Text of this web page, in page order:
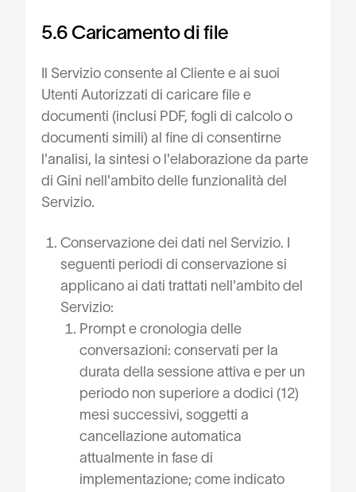
5.6 Caricamento di file
Il Servizio consente al Cliente e ai suoi
Utenti Autorizzati di caricare file e
documenti (inclusi PDF, fogli di calcolo o
documenti simili) al fine di consentirne
l'analisi, la sintesi o l'elaborazione da parte
di Gini nell'ambito delle funzionalità del
Servizio.
Conservazione dei dati nel Servizio. I
seguenti periodi di conservazione si
applicano ai dati trattati nell'ambito del
Servizio:
Prompt e cronologia delle
conversazioni: conservati per la
durata della sessione attiva e per un
periodo non superiore a dodici (12)
mesi successivi, soggetti a
cancellazione automatica
attualmente in fase di
implementazione; come indicato